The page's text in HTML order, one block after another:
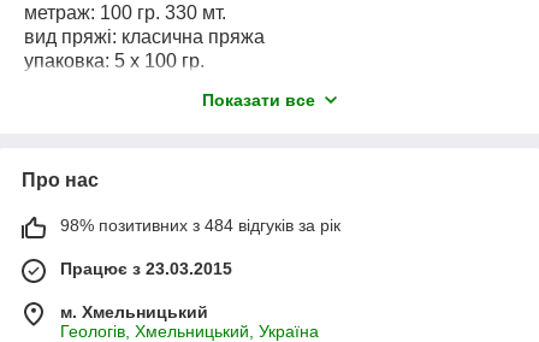
метраж: 100 гр. 330 мт.
вид пряжі: класична пряжа
упаковка: 5 x 100 гр.
Приємна на дотик, дуже легко в'яжеться, нитка не
виріб виходить неймовірно рівний і ідеально
початківець. Процес в'язання приносить задоволення
і при в'язанні гачком, так і при в'язанні спицями.
Показати все
Про нас
98% позитивних з 484 відгуків за рік
Працює з 23.03.2015
м. Хмельницький
Геологів, Хмельницький, Україна